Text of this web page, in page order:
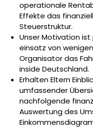
operationale
Effekte das
Steuerstruktur.
Unser Motivation
einsatz von
Organisator das
inside Deutschland.
Erhalten Eltern
umfassender
nachfolgende
Auswertung des